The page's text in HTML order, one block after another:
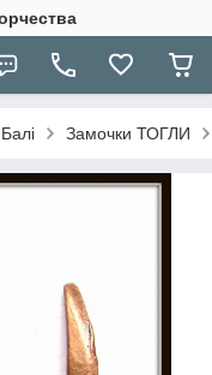
Замочки ТОГЛИ